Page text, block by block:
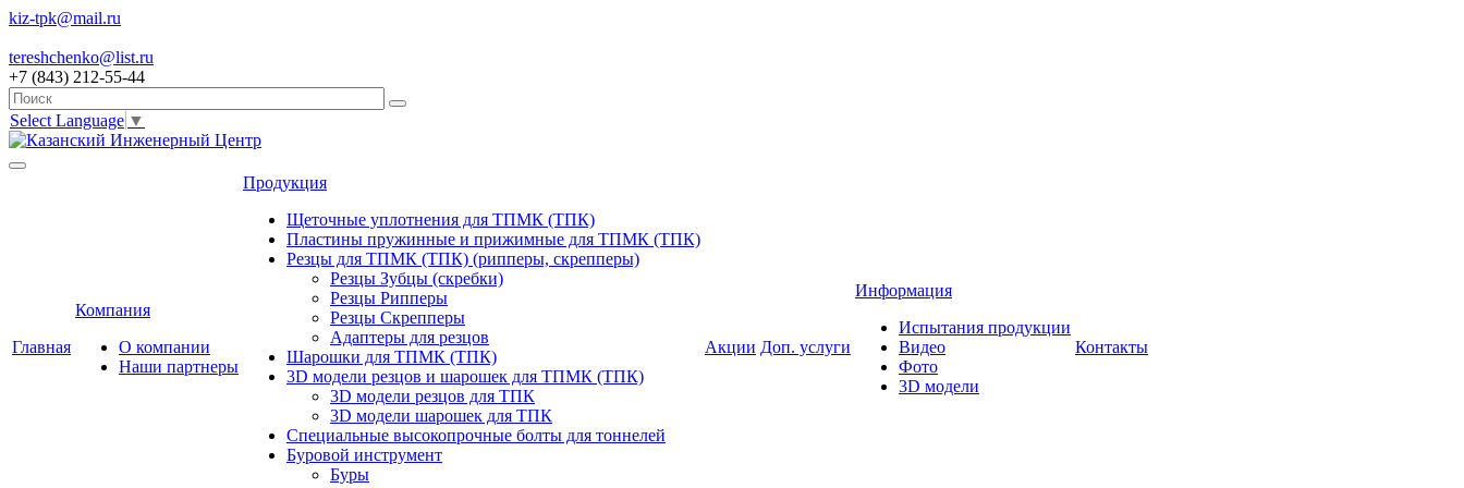
kiz-tpk@mail.ru
tereshchenko@list.ru
+7 (843) 212-55-44
Select Language ▼
Главная
Компания
О компании
Наши партнеры
Продукция
Щеточные уплотнения для ТПМК (ТПК)
Пластины пружинные и прижимные для ТПМК (ТПК)
Резцы для ТПМК (ТПК) (рипперы, скрепперы)
Резцы Зубцы (скребки)
Резцы Рипперы
Резцы Скрепперы
Адаптеры для резцов
Шарошки для ТПМК (ТПК)
3D модели резцов и шарошек для ТПМК (ТПК)
3D модели резцов для ТПК
3D модели шарошек для ТПК
Специальные высокопрочные болты для тоннелей
Буровой инструмент
Буры
Акции Доп. услуги
Информация
Испытания продукции
Видео
Фото
3D модели
Контакты